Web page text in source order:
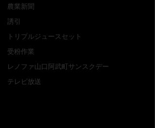
農業新聞
誘引
トリプルジュースセット
受粉作業
レノファ山口阿武町サンスクデー
テレビ放送